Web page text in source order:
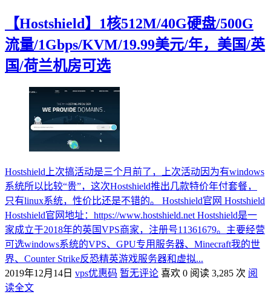
【Hostshield】1核512M/40G硬盘/500G
流量/1Gbps/KVM/19.99美元/年，美国/英
国/荷兰机房可选
Hostshield上次搞活动是三个月前了，上次活动因为有windows
系统所以比较“贵”，这次Hostshield推出几款特价年付套餐，
只有linux系统，性价比还是不错的。 Hostshield官网 Hostshield
Hostshield官网地址：https://www.hostshield.net Hostshield是一
家成立于2018年的英国VPS商家，注册号11361679。主要经营
可选windows系统的VPS、GPU专用服务器、Minecraft我的世
界、Counter Strike反恐精英游戏服务器和虚拟...
2019年12月14日 vps优惠码 暂无评论 喜欢 0 阅读 3,285 次 阅
读全文